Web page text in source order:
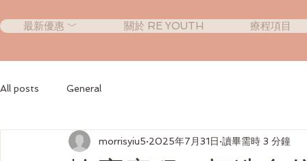
最新優惠 ﹀ 關於 RE YOUTH 療程項目
All posts General
morrisyiu5 2025年7月31日 讀畢需時 3 分鐘